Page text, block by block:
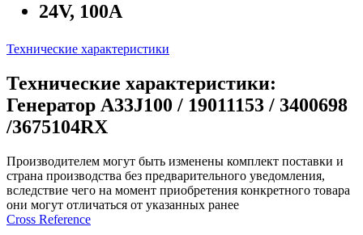
24V, 100А
Технические характеристики
Технические характеристики:
Генератор A33J100 / 19011153 / 3400698
/3675104RX
Производителем могут быть изменены комплект поставки и
страна производства без предварительного уведомления,
вследствие чего на момент приобретения конкретного товара
они могут отличаться от указанных ранее
Сross Reference